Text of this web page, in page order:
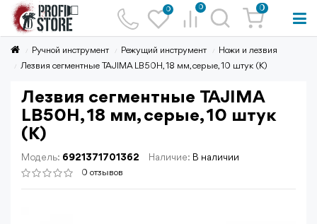
0 0 0
Ручной инструмент Режущий инструмент
Ножи и лезвия
Лезвия сегментные TAJIMA LB50H, 18 мм, серые, 10 штук (К)
Лезвия сегментные TAJIMA
LB50H, 18 мм, серые, 10 штук
(К)
Модель: 6921371701362 Наличие: В наличии
0 отзывов